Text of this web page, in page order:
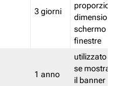
3 giorni
proporzioni
dimensioni
schermo e
finestre
1 anno
utilizzato per
se mostrare
il banner